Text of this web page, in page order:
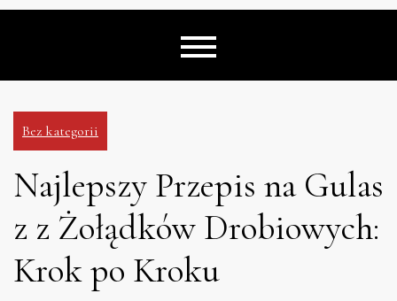
Bez kategorii
Najlepszy Przepis na Gulas
z z Żołądków Drobiowych:
Krok po Kroku